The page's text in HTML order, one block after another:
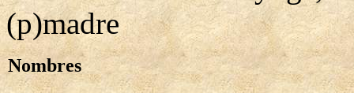
(p)madre
Nombres